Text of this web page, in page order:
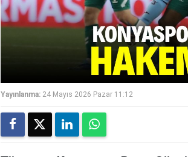
Yayınlanma: 24 Mayıs 2026 Pazar 11:12